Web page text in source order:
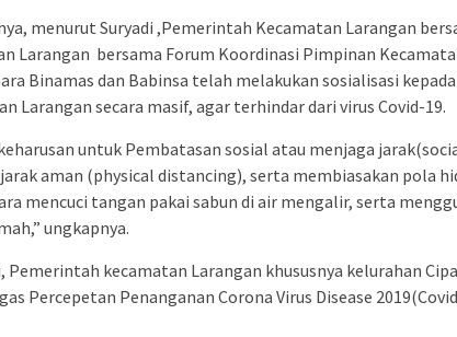
menurut Suryadi ,Pemerintah Kecamatan Larangan
Larangan bersama Forum Koordinasi Pimpinan
Binamas dan Babinsa telah melakukan sosialisasi
Larangan secara masif, agar terhindar dari virus Covid-19.
untuk Pembatasan sosial atau menjaga
aman (physical distancing), serta membiasakan pola
mencuci tangan pakai sabun di air mengalir, serta
ungkapnya.
Pemerintah kecamatan Larangan khususnya kelurahan
Percepetan Penanganan Corona Virus Disease